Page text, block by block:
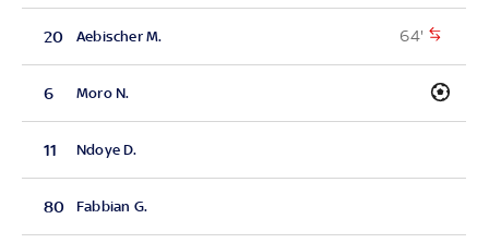
20 Aebischer M. 64'
6 Moro N.
11 Ndoye D.
80 Fabbian G.